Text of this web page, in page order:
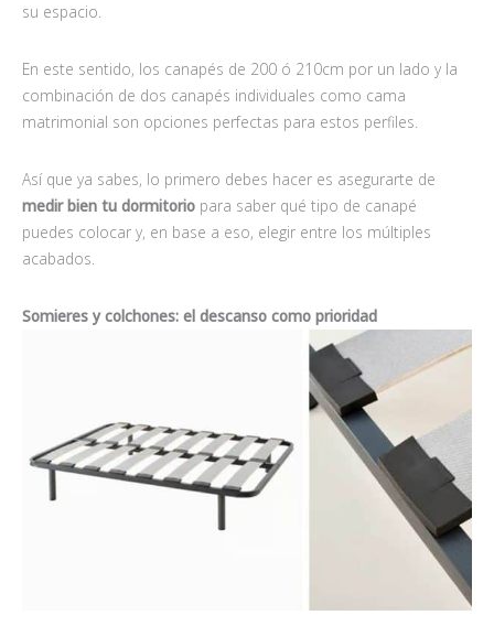
su espacio.
En este sentido, los canapés de 200 ó 210cm por un lado y la
combinación de dos canapés individuales como cama
matrimonial son opciones perfectas para estos perfiles.
Así que ya sabes, lo primero debes hacer es asegurarte de
medir bien tu dormitorio para saber qué tipo de canapé
puedes colocar y, en base a eso, elegir entre los múltiples
acabados.
Somieres y colchones: el descanso como prioridad